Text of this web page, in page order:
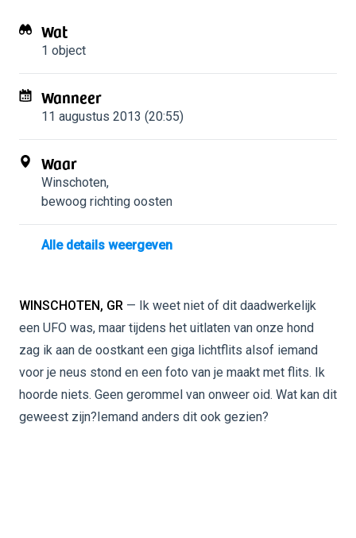
Wat
1 object
Wanneer
11 augustus 2013 (20:55)
Waar
Winschoten,
bewoog richting oosten
Alle details weergeven
WINSCHOTEN, GR — Ik weet niet of dit daadwerkelijk
een UFO was, maar tijdens het uitlaten van onze hond
zag ik aan de oostkant een giga lichtflits alsof iemand
voor je neus stond en een foto van je maakt met flits. Ik
hoorde niets. Geen gerommel van onweer oid. Wat kan dit
geweest zijn?Iemand anders dit ook gezien?